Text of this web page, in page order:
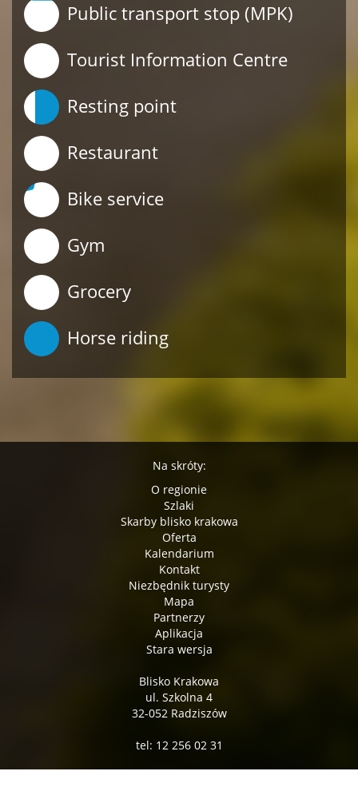
Public transport stop (MPK)
Tourist Information Centre
Resting point
Restaurant
Bike service
Gym
Grocery
Horse riding
Na skróty:
O regionie
Szlaki
Skarby blisko krakowa
Oferta
Kalendarium
Kontakt
Niezbędnik turysty
Mapa
Partnerzy
Aplikacja
Stara wersja
Blisko Krakowa
ul. Szkolna 4
32-052 Radziszów
tel: 12 256 02 31